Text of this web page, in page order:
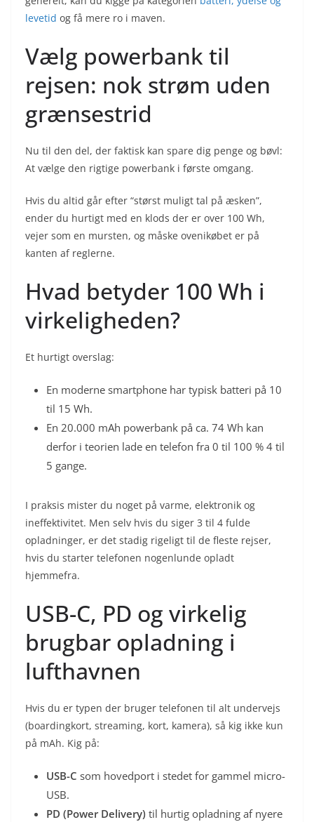
levetid og få mere ro i maven.
Vælg powerbank til
rejsen: nok strøm uden
grænsestrid
Nu til den del, der faktisk kan spare dig penge og bøvl:
At vælge den rigtige powerbank i første omgang.
Hvis du altid går efter “størst muligt tal på æsken”,
ender du hurtigt med en klods der er over 100 Wh,
vejer som en mursten, og måske ovenikøbet er på
kanten af reglerne.
Hvad betyder 100 Wh i
virkeligheden?
Et hurtigt overslag:
En moderne smartphone har typisk batteri på 10
til 15 Wh.
En 20.000 mAh powerbank på ca. 74 Wh kan
derfor i teorien lade en telefon fra 0 til 100 % 4 til
5 gange.
I praksis mister du noget på varme, elektronik og
ineffektivitet. Men selv hvis du siger 3 til 4 fulde
opladninger, er det stadig rigeligt til de fleste rejser,
hvis du starter telefonen nogenlunde opladt
hjemmefra.
USB-C, PD og virkelig
brugbar opladning i
lufthavnen
Hvis du er typen der bruger telefonen til alt undervejs
(boardingkort, streaming, kort, kamera), så kig ikke kun
på mAh. Kig på:
USB-C som hovedport i stedet for gammel micro-
USB.
PD (Power Delivery) til hurtig opladning af nyere